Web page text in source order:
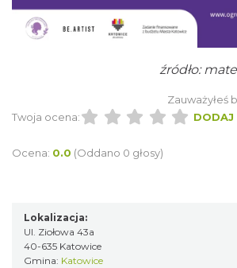
LORD OF THE DANCE - 30th
Tour
LORD OF THE DANCE 2026
Katowice
5.78 km
źródło:
Zauważyłeś
Twoja ocena:
DODAJ
Ocena: 0.0 (Oddano 0 głosy)
Lokalizacja:
Ul. Ziołowa 43a
40-635 Katowice
Gmina: Katowice